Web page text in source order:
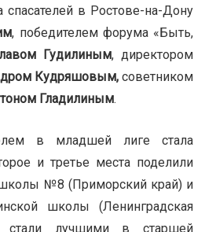
спасателей в Ростове-на-Дону
, победителем форума «Быть,
Гудилиным, директором
Кудряшовым, советником
Гладилиным.
в младшей лиге стала
и третье места поделили
№8 (Приморский край) и
школы (Ленинградская
стали лучшими в старшей